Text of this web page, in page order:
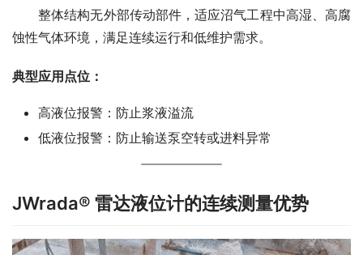
整体结构无外部传动部件，适应沼气工程中高湿、高腐
蚀性气体环境，满足连续运行和低维护需求。
典型应用点位：
高液位报警：防止浆液溢流
低液位报警：防止输送泵空转或进料异常
JWrada® 雷达液位计的连续测量优势